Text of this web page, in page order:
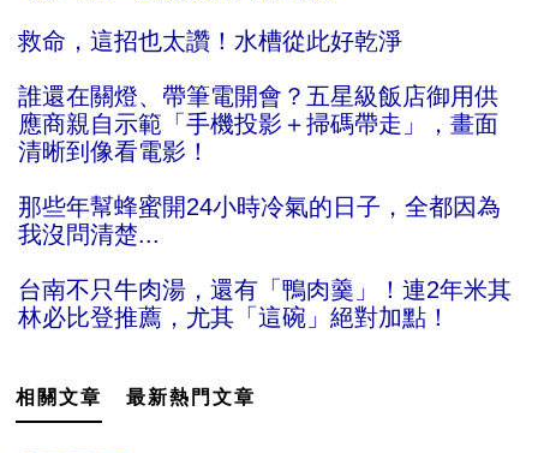
救命，這招也太讚！水槽從此好乾淨
誰還在關燈、帶筆電開會？五星級飯店御用供
應商親自示範「手機投影＋掃碼帶走」，畫面
清晰到像看電影！
那些年幫蜂蜜開24小時冷氣的日子，全都因為
我沒問清楚...
台南不只牛肉湯，還有「鴨肉羹」！連2年米其
林必比登推薦，尤其「這碗」絕對加點！
相關文章 最新熱門文章